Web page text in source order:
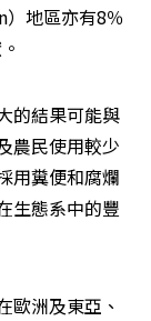
地區亦有8％
的結果可能與
農民使用較少
用糞便和腐爛
生態系中的豐
歐洲及東亞、